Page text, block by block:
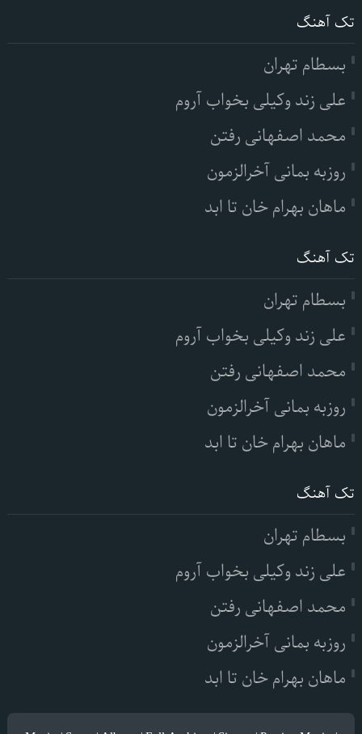
تک آهنگ
بسطام تهران
علی زند وکیلی بخواب آروم
محمد اصفهانی رفتن
روزبه بمانی آخرالزمون
ماهان بهرام خان تا ابد
تک آهنگ
بسطام تهران
علی زند وکیلی بخواب آروم
محمد اصفهانی رفتن
روزبه بمانی آخرالزمون
ماهان بهرام خان تا ابد
تک آهنگ
بسطام تهران
علی زند وکیلی بخواب آروم
محمد اصفهانی رفتن
روزبه بمانی آخرالزمون
ماهان بهرام خان تا ابد